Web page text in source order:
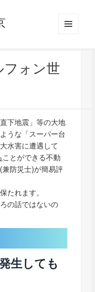
フォン世
下地震」等の大地
うな「スーパー台
水害に遭遇して
ことができる不動
防災士)が簡易評
たれます。
の話ではないの
生しても